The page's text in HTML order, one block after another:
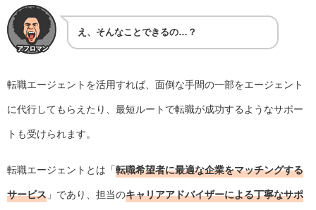
え、そんなことできるの…？
転職エージェントを活用すれば、面倒な手間の一部をエージェント
に代行してもらえたり、最短ルートで転職が成功するようなサポー
トも受けられます。
転職エージェントとは「転職希望者に最適な企業をマッチングする
サービス 」であり、担当のキャリアアドバイザーによる丁寧なサポ